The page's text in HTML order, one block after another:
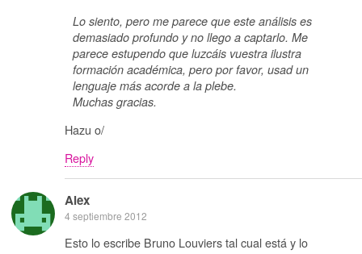
Lo siento, pero me parece que este análisis es
demasiado profundo y no llego a captarlo. Me
parece estupendo que luzcáis vuestra ilustra
formación académica, pero por favor, usad un
lenguaje más acorde a la plebe.
Muchas gracias.
Hazu o/
Reply
Alex
4 septiembre 2012
Esto lo escribe Bruno Louviers tal cual está y lo